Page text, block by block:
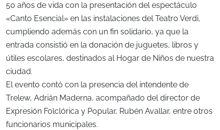
50 años de vida con la presentación del espectáculo
«Canto Esencial» en las instalaciones del Teatro Verdi,
cumpliendo además con un fin solidario, ya que la
entrada consistió en la donación de juguetes, libros y
útiles escolares, destinados al Hogar de Niños de nuestra
ciudad.
El evento contó con la presencia del intendente de
Trelew, Adrián Maderna, acompañado del director de
Expresión Folclórica y Popular, Rubén Avallar, entre otros
funcionarios municipales.